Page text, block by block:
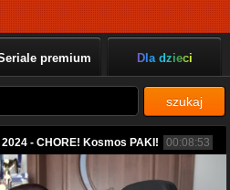
premium Dla dzieci
szukaj
- CHORE! Kosmos PAKI! 00:08:53